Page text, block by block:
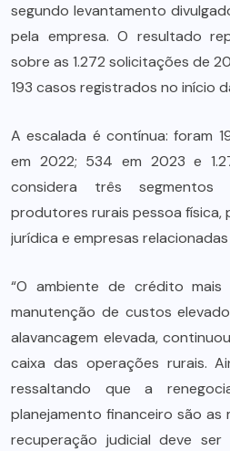
segundo levantamento
pela empresa. O resultado
sobre as 1.272 solicitações de
193 casos registrados no início
A escalada é contínua: foram
em 2022; 534 em 2023 e
considera três
produtores rurais pessoa física,
jurídica e empresas
“O ambiente de crédito
manutenção de custos
alavancagem elevada,
caixa das operações rurais.
ressaltando que a
planejamento financeiro são as
recuperação judicial deve